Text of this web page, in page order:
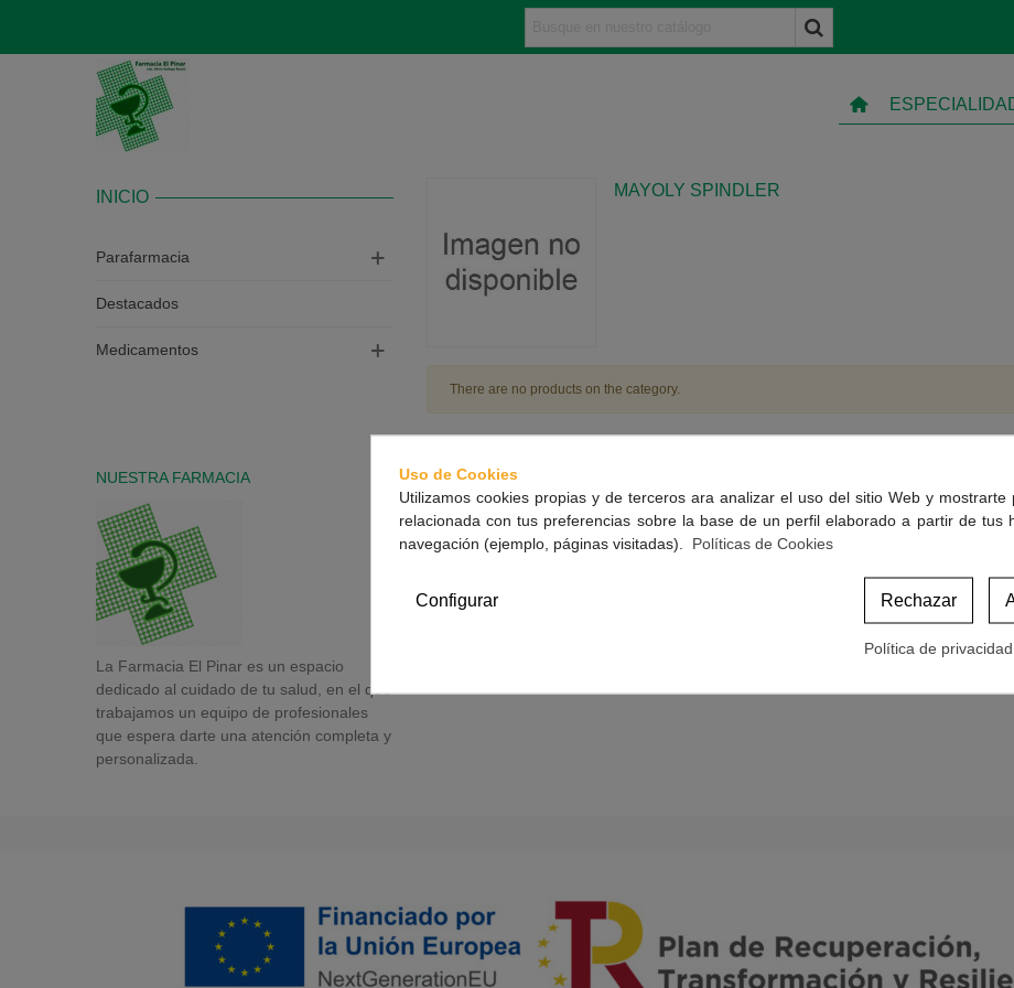
INICIO
Parafarmacia
Destacados
Medicamentos
MAYOLY SPINDLER
There are no products on the category.
NUESTRA FARMACIA
La Farmacia El Pinar es un espacio
dedicado al cuidado de tu salud, en el que
trabajamos un equipo de profesionales
que espera darte una atención completa y
personalizada.
CONTACTO
Politicas de Cookies
Términos y condiciones de compra
Uso de Cookies
Utilizamos cookies propias y de terceros ara analizar el uso del sitio Web y mostrarte
relacionada con tus preferencias sobre la base de un perfil elaborado a partir de tus
navegación (ejemplo, páginas visitadas). Políticas de Cookies
Rechazar
Configurar
Política de